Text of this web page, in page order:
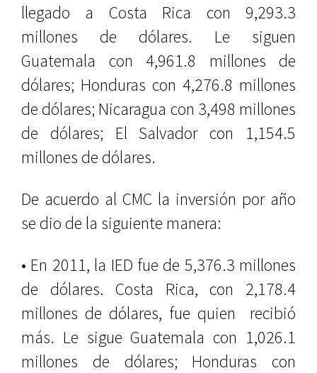
llegado a Costa Rica con 9,293.3
millones de dólares. Le siguen
Guatemala con 4,961.8 millones de
dólares; Honduras con 4,276.8 millones
de dólares; Nicaragua con 3,498 millones
de dólares; El Salvador con 1,154.5
millones de dólares.
De acuerdo al CMC la inversión por año
se dio de la siguiente manera:
• En 2011, la IED fue de 5,376.3 millones
de dólares. Costa Rica, con 2,178.4
millones de dólares, fue quien
recibió
más. Le sigue Guatemala con 1,026.1
millones de dólares; Honduras con